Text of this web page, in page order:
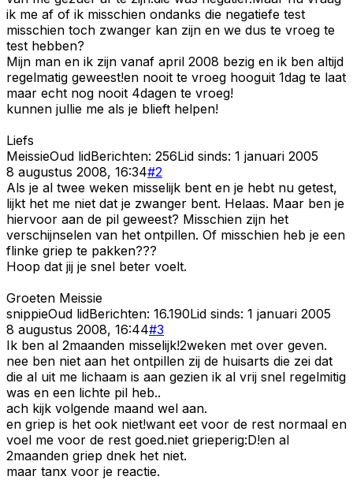
ik me af of ik misschien ondanks die negatiefe test
misschien toch zwanger kan zijn en we dus te vroeg te
test hebben?
Mijn man en ik zijn vanaf april 2008 bezig en ik ben altijd
regelmatig geweest!en nooit te vroeg hooguit 1dag te laat
maar echt nog nooit 4dagen te vroeg!
kunnen jullie me als je blieft helpen!
Liefs
MeissieOud lidBerichten: 256Lid sinds: 1 januari 2005
8 augustus 2008, 16:34#2
Als je al twee weken misselijk bent en je hebt nu getest,
lijkt het me niet dat je zwanger bent. Helaas. Maar ben je
hiervoor aan de pil geweest? Misschien zijn het
verschijnselen van het ontpillen. Of misschien heb je een
flinke griep te pakken???
Hoop dat jij je snel beter voelt.
Groeten Meissie
snippieOud lidBerichten: 16.190Lid sinds: 1 januari 2005
8 augustus 2008, 16:44#3
Ik ben al 2maanden misselijk!2weken met over geven.
nee ben niet aan het ontpillen zij de huisarts die zei dat
die al uit me lichaam is aan gezien ik al vrij snel regelmitig
was en een lichte pil heb..
ach kijk volgende maand wel aan.
en griep is het ook niet!want eet voor de rest normaal en
voel me voor de rest goed.niet grieperig:D!en al
2maanden griep dnek het niet.
maar tanx voor je reactie.